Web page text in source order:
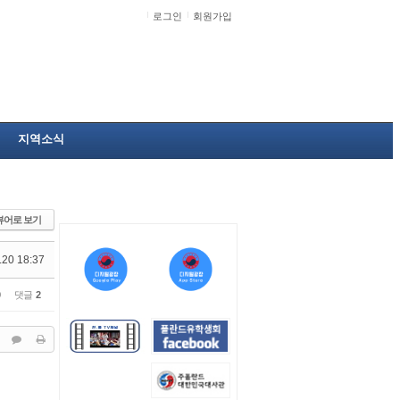
로그인 회원가입
지역소식
어로 보기
18:37
댓글 2